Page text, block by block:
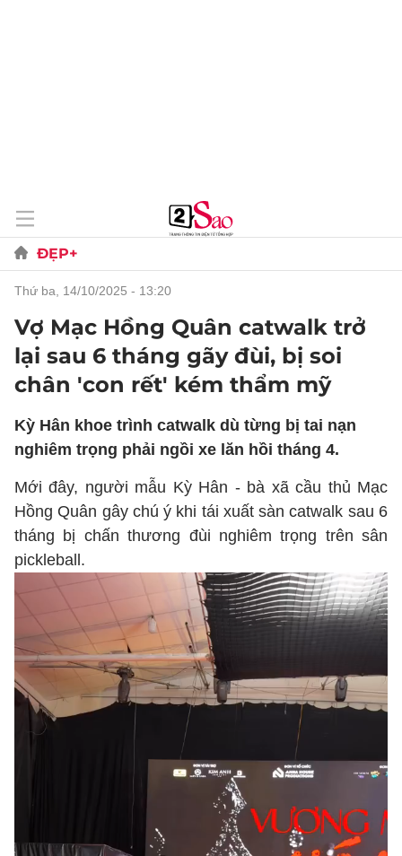
ĐẸP+
thứ ba, 14/10/2025 - 13:20
Vợ Mạc Hồng Quân catwalk trở
lại sau 6 tháng gãy đùi, bị soi
chân 'con rết' kém thẩm mỹ
Kỳ Hân khoe trình catwalk dù từng bị tai nạn
nghiêm trọng phải ngồi xe lăn hồi tháng 4.
Mới đây, người mẫu Kỳ Hân - bà xã cầu thủ Mạc
Hồng Quân gây chú ý khi tái xuất sàn catwalk sau 6
tháng bị chấn thương đùi nghiêm trọng trên sân
pickleball.